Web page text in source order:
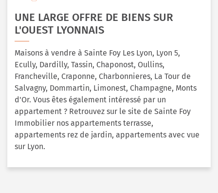
UNE LARGE OFFRE DE BIENS SUR
L'OUEST LYONNAIS
Maisons à vendre à Sainte Foy Les Lyon, Lyon 5,
Ecully, Dardilly, Tassin, Chaponost, Oullins,
Francheville, Craponne, Charbonnieres, La Tour de
Salvagny, Dommartin, Limonest, Champagne, Monts
d'Or. Vous êtes également intéressé par un
appartement ? Retrouvez sur le site de Sainte Foy
Immobilier nos appartements terrasse,
appartements rez de jardin, appartements avec vue
sur Lyon.